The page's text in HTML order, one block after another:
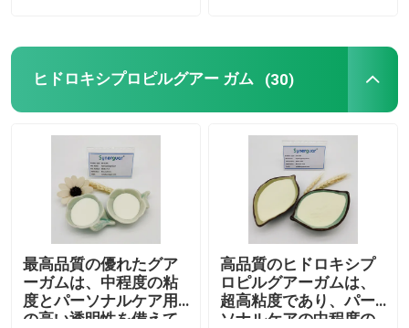
グアー ガムの粘着物
織物印刷のゴム
ヒドロキシプロピルグアー ガム (30)
最高品質の優れたグア
ーガムは、中程度の粘
度とパーソナルケア用
の高い透明性を備えて
高品質のヒドロキシプ
ロピルグアーガムは、
超高粘度であり、パー
ソナルケアの中程度の